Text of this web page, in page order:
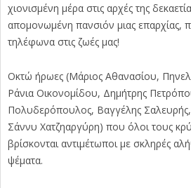
χιονισμένη μέρα στις αρχές της
απομονωμένη πανσιόν μιας επαρχίας,
τηλέφωνα στις ζωές μας!
Οκτώ ήρωες (Μάριος Αθανασίου,
Ράνια Οικονομίδου, Δημήτρης
Πολυδερόπουλος, Βαγγέλης Σαλευρής,
Σάννυ Χατζηαργύρη) που όλοι τους
βρίσκονται αντιμέτωποι με σκληρές
ψέματα.